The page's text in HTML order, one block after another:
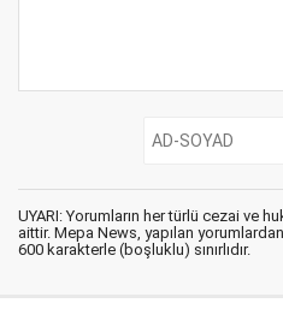
UYARI: Yorumların her türlü cezai ve
aittir. Mepa News, yapılan
600 karakterle (boşluklu) sınırlıdır.